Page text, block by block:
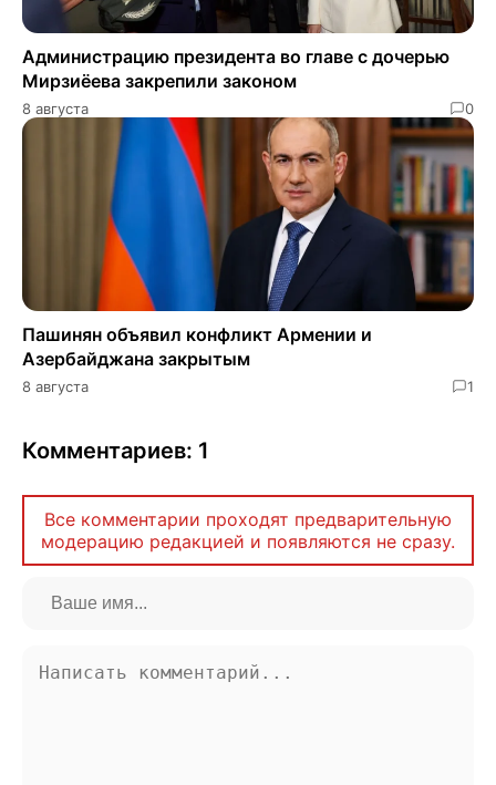
Администрацию президента во главе с дочерью
Мирзиёева закрепили законом
8 августа 0
Пашинян объявил конфликт Армении и
Азербайджана закрытым
8 августа 1
Комментариев: 1
Все комментарии проходят предварительную
модерацию редакцией и появляются не сразу.